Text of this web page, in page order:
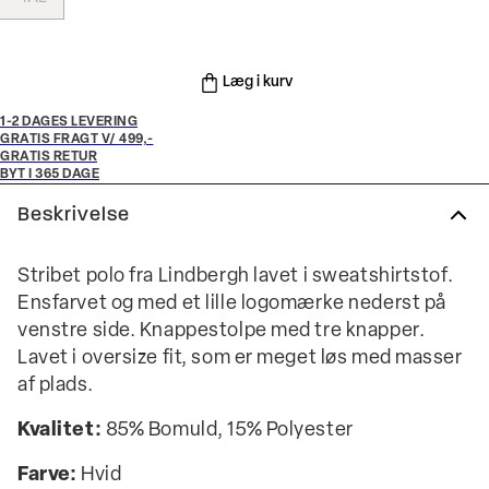
Læg i kurv
1-2 DAGES LEVERING
GRATIS FRAGT V/ 499,-
GRATIS RETUR
BYT I 365 DAGE
Beskrivelse
Stribet polo fra Lindbergh lavet i sweatshirtstof.
Ensfarvet og med et lille logomærke nederst på
venstre side. Knappestolpe med tre knapper.
Lavet i oversize fit, som er meget løs med masser
af plads.
Kvalitet: 85% Bomuld, 15% Polyester
Farve: Hvid